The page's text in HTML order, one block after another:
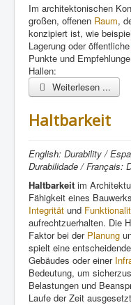
Im architektonischen
großen, offenen Raum,
konzipiert ist, wie
Lagerung oder öffentliche
Punkte und
Hallen:
Weiterlesen ...
Haltbarkeit
English: Durability /
Durabilidade / Français:
Haltbarkeit im
Fähigkeit eines
Integrität und
aufrechtzuerhalten. Die
Faktor bei der Planung
spielt eine
Gebäudes oder einer
Bedeutung, um
Belastungen und
Laufe der Zeit